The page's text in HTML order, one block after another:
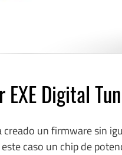
Digital
un firmware sin
caso un chip de